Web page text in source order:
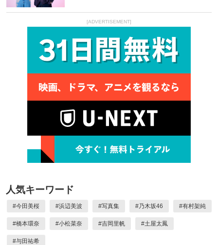
[ADVERTISEMENT]
人気キーワード
#今田美桜 #浜辺美波 #写真集 #乃木坂46 #有村架純
#橋本環奈 #小松菜奈 #吉岡里帆 #土屋太鳳
#与田祐希